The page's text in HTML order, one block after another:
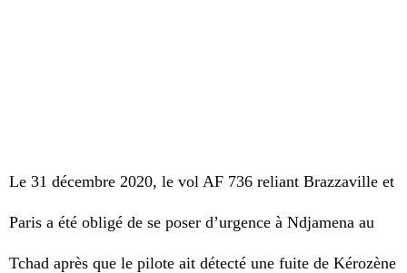
Le 31 décembre 2020, le vol AF 736 reliant Brazzaville et
Paris a été obligé de se poser d’urgence à Ndjamena au
Tchad après que le pilote ait détecté une fuite de Kérozène